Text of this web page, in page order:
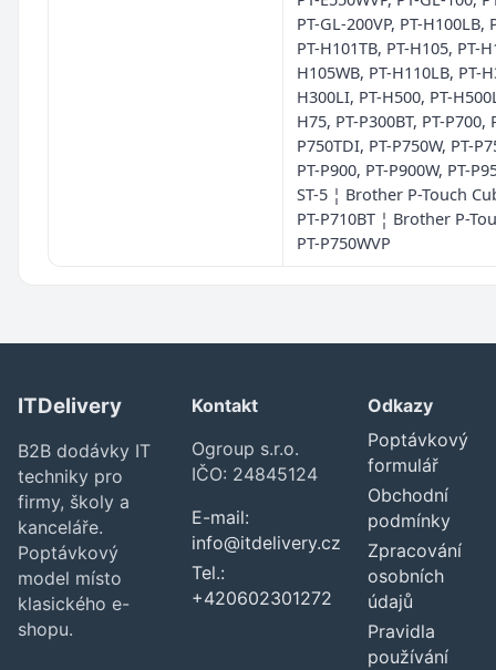
PT-GL-200VP, PT-H100LB,
PT-H101TB, PT-H105, PT-
H105WB, PT-H110LB, PT-
H300LI, PT-H500, PT-
H75, PT-P300BT, PT-P700,
P750TDI, PT-P750W, PT-
PT-P900, PT-P900W, PT-
ST-5 ¦ Brother P-Touch
PT-P710BT ¦ Brother P-
PT-P750WVP
ITDelivery
B2B dodávky IT
techniky pro
firmy, školy a
kanceláře.
Poptávkový
model místo
klasického e-
shopu.
Kontakt
Ogroup s.r.o.
IČO: 24845124
E-mail:
info@itdelivery.cz
Tel.:
+420602301272
Odkazy
Poptávkový
formulář
Obchodní
podmínky
Zpracování
osobních
údajů
Pravidla
používání